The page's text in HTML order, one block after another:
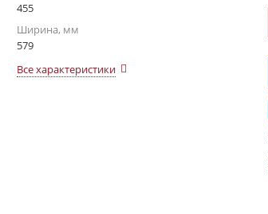
455
Ширина, мм
579
Все характеристики